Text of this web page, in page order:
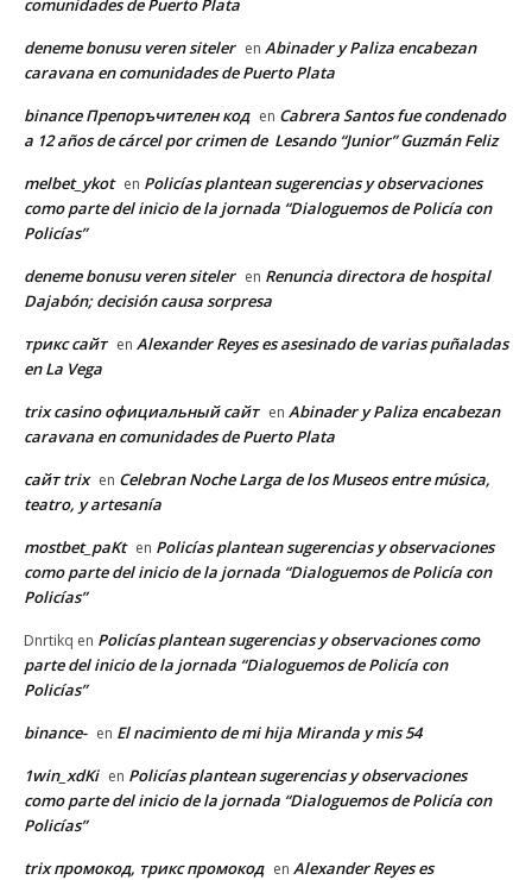
comunidades de Puerto Plata
deneme bonusu veren siteler en Abinader y Paliza encabezan
caravana en comunidades de Puerto Plata
binance Препоръчителен код en Cabrera Santos fue condenado
a 12 años de cárcel por crimen de Lesando “Junior” Guzmán Feliz
melbet_ykot en Policías plantean sugerencias y observaciones
como parte del inicio de la jornada “Dialoguemos de Policía con
Policías”
deneme bonusu veren siteler en Renuncia directora de hospital
Dajabón; decisión causa sorpresa
трикс сайт en Alexander Reyes es asesinado de varias puñaladas
en La Vega
trix casino официальный сайт en Abinader y Paliza encabezan
caravana en comunidades de Puerto Plata
сайт trix en Celebran Noche Larga de los Museos entre música,
teatro, y artesanía
mostbet_paKt en Policías plantean sugerencias y observaciones
como parte del inicio de la jornada “Dialoguemos de Policía con
Policías”
Dnrtikq en Policías plantean sugerencias y observaciones como
parte del inicio de la jornada “Dialoguemos de Policía con
Policías”
binance- en El nacimiento de mi hija Miranda y mis 54
1win_xdKi en Policías plantean sugerencias y observaciones
como parte del inicio de la jornada “Dialoguemos de Policía con
Policías”
trix промокод, трикс промокод en Alexander Reyes es